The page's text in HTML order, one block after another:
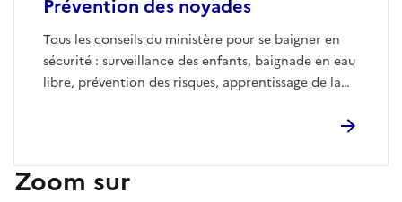
Prévention des noyades
Tous les conseils du ministère pour se baigner en
sécurité : surveillance des enfants, baignade en eau
libre, prévention des risques, apprentissage de la
Zoom sur